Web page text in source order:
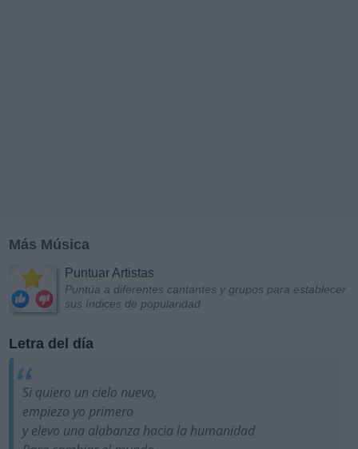
Más Música
Puntuar Artistas
Puntúa a diferentes cantantes y grupos para establecer
sus índices de popularidad
Letra del día
Si quiero un cielo nuevo,
empiezo yo primero
y elevo una alabanza hacia la humanidad